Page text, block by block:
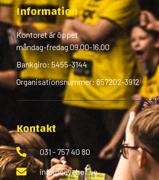
Information
Kontoret är öppet
måndag-fredag 09.00-16.00
Bankgiro: 5455-3144
Organisationsnummer: 857202-3912
Kontakt
031 - 757 40 80
info@savehof.se